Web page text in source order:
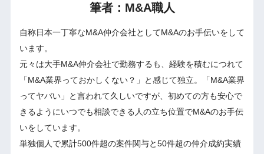
筆者：M&A職人
自称日本一丁寧なM&A仲介会社としてM&Aのお手伝いをして
います。
元々は大手M&A仲介会社で勤務するも、経験を積むにつれて
「M&A業界っておかしくない？」と感じて独立。「M&A業界
ってヤバい」と言われて久しいですが、初めての方も安心で
きるようにいつでも相談できる人の立ち位置でM&Aのお手伝
いをしています。
単独個人で累計500件超の案件関与と50件超の仲介成約実績